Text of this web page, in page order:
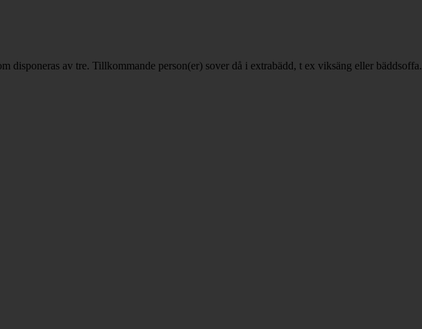
disponeras av tre. Tillkommande person(er) sover då i extrabädd, t ex viksäng eller bäddsoffa.